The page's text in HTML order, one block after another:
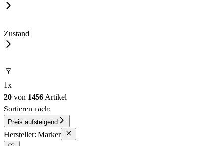
Zustand
1x
20 von 1456 Artikel
Sortieren nach:
Preis aufsteigend
Hersteller: Marker